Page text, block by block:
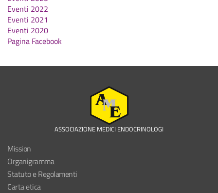
Eventi 2022
Eventi 2021
Eventi 2020
Pagina Facebook
ASSOCIAZIONE MEDICI ENDOCRINOLOGI
Mission
Organigramma
Statuto e Regolamenti
Carta etica